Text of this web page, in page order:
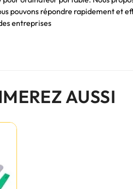
pouvons répondre rapidement et
entreprises
AUSSI